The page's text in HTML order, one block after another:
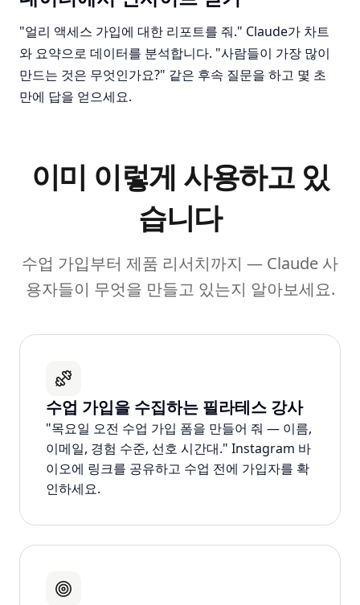
유입 경로
"얼리 액세스 가입에 대한 리포트를 줘." Claude가 차트
와 요약으로 데이터를 분석합니다. "사람들이 가장 많이
만드는 것은 무엇인가요?" 같은 후속 질문을 하고 몇 초
만에 답을 얻으세요.
이미 이렇게 사용하고 있
습니다
수업 가입부터 제품 리서치까지 — Claude 사
용자들이 무엇을 만들고 있는지 알아보세요.
수업 가입을 수집하는 필라테스 강사
"목요일 오전 수업 가입 폼을 만들어 줘 — 이름,
이메일, 경험 수준, 선호 시간대." Instagram 바
이오에 링크를 공유하고 수업 전에 가입자를 확
인하세요.